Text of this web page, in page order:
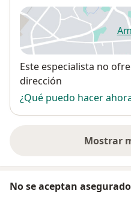
Disponibilidad
Este especialista no
dirección
¿Qué puedo hacer
Mostrar
No se aceptan